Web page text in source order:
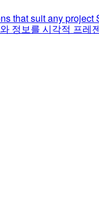
that suit any project
정보를 시각적 프레